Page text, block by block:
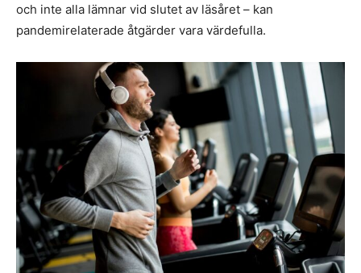
och inte alla lämnar vid slutet av läsåret – kan
pandemirelaterade åtgärder vara värdefulla.